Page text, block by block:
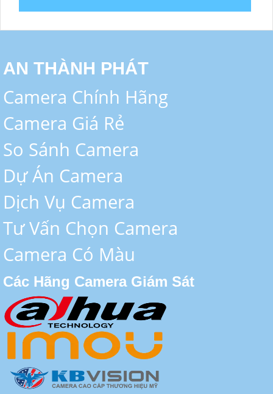
AN THÀNH PHÁT
Camera Chính Hãng
Camera Giá Rẻ
So Sánh Camera
Dự Án Camera
Dịch Vụ Camera
Tư Vấn Chọn Camera
Camera Có Màu
Các Hãng Camera Giám Sát